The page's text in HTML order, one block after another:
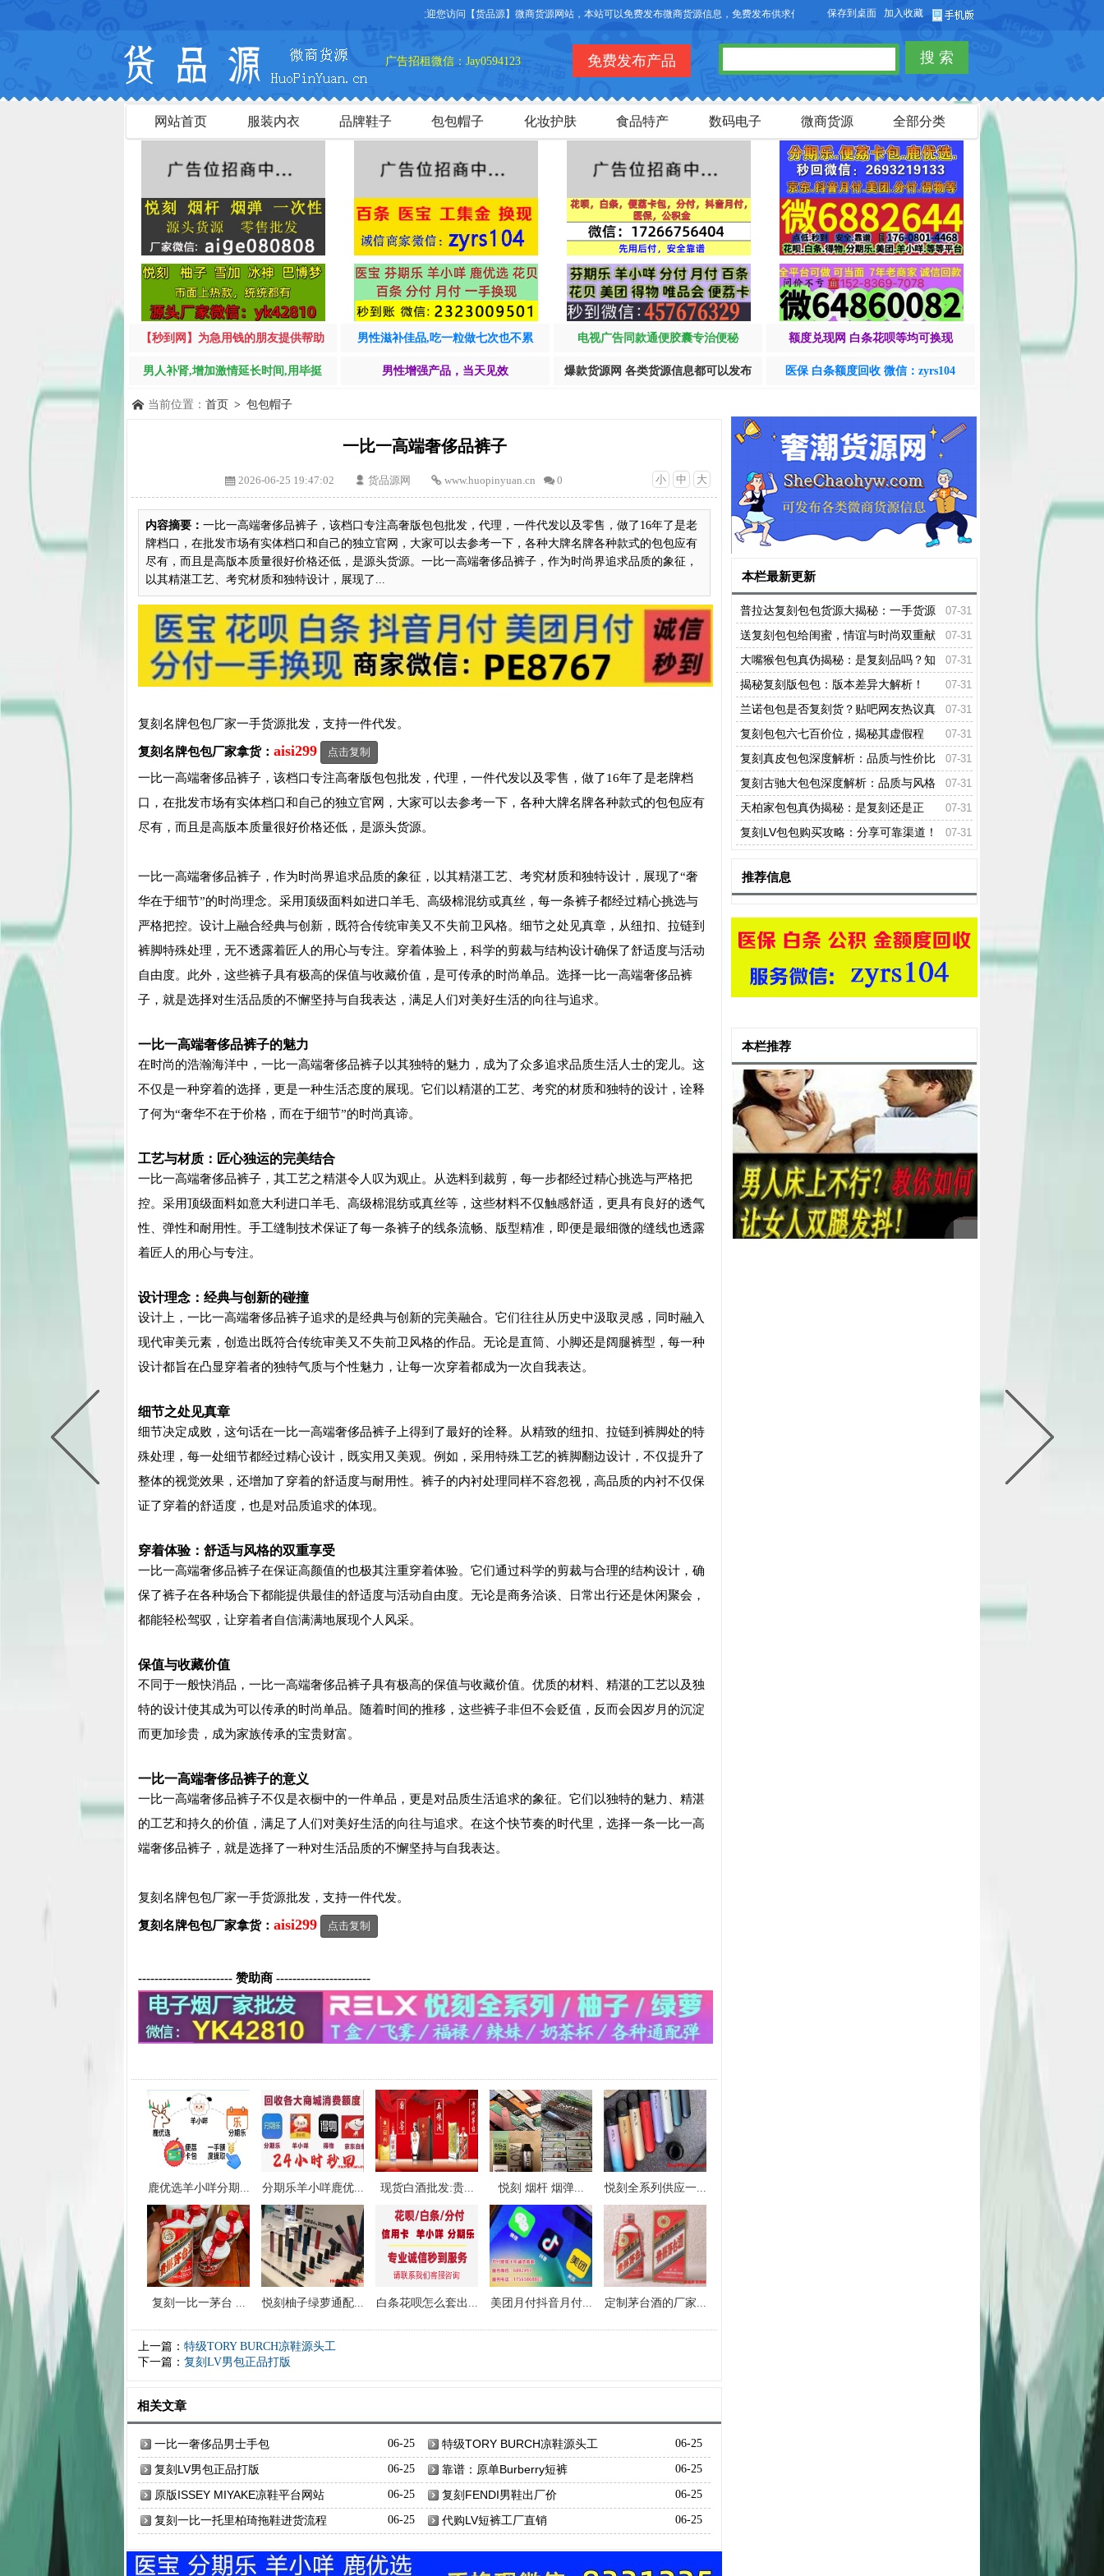
欢迎您访问【货品源】微商货源网站，本站可以免费发布微商货源信息，免费发布供求信息，也可以免费发布淘宝客商品信息。
保存到桌面 加入收藏
广告招租微信：Jay0594123 搜 索
免费发布产品
网站首页 服装内衣 品牌鞋子 包包帽子 化妆护肤 食品特产 数码电子 微商货源 全部分类
【秒到网】为急用钱的朋友提供帮助 男性滋补佳品,吃一粒做七次也不累 电视广告同款通便胶囊专治便秘 额度兑现网 白条花呗等均可换现
男人补肾,增加激情延长时间,用毕挺 男性增强产品，当天见效 爆款货源网 各类货源信息都可以发布 医保 白条额度回收 微信：zyrs104
当前位置： 首页 > 包包帽子
一比一高端奢侈品裤子
小 中 大
2026-06-25 19:47:02 货品源网 www.huopinyuan.cn 0
内容摘要： 一比一高端奢侈品裤子，该档口专注高奢版包包批发，代理，一件代发以及零售，做了16年了是老
牌档口，在批发市场有实体档口和自己的独立官网，大家可以去参考一下，各种大牌名牌各种款式的包包应有
尽有，而且是高版本质量很好价格还低，是源头货源。一比一高端奢侈品裤子，作为时尚界追求品质的象征，
以其精湛工艺、考究材质和独特设计，展现了...
复刻名牌包包厂家一手货源批发，支持一件代发。
复刻名牌包包厂家拿货： aisi299 点击复制
一比一高端奢侈品裤子，该档口专注高奢版包包批发，代理，一件代发以及零售，做了16年了是老牌档
口，在批发市场有实体档口和自己的独立官网，大家可以去参考一下，各种大牌名牌各种款式的包包应有
尽有，而且是高版本质量很好价格还低，是源头货源。
一比一高端奢侈品裤子，作为时尚界追求品质的象征，以其精湛工艺、考究材质和独特设计，展现了“奢
华在于细节”的时尚理念。采用顶级面料如进口羊毛、高级棉混纺或真丝，每一条裤子都经过精心挑选与
严格把控。设计上融合经典与创新，既符合传统审美又不失前卫风格。细节之处见真章，从纽扣、拉链到
裤脚特殊处理，无不透露着匠人的用心与专注。穿着体验上，科学的剪裁与结构设计确保了舒适度与活动
自由度。此外，这些裤子具有极高的保值与收藏价值，是可传承的时尚单品。选择一比一高端奢侈品裤
子，就是选择对生活品质的不懈坚持与自我表达，满足人们对美好生活的向往与追求。
一比一高端奢侈品裤子的魅力
在时尚的浩瀚海洋中，一比一高端奢侈品裤子以其独特的魅力，成为了众多追求品质生活人士的宠儿。这
不仅是一种穿着的选择，更是一种生活态度的展现。它们以精湛的工艺、考究的材质和独特的设计，诠释
了何为“奢华不在于价格，而在于细节”的时尚真谛。
工艺与材质：匠心独运的完美结合
一比一高端奢侈品裤子，其工艺之精湛令人叹为观止。从选料到裁剪，每一步都经过精心挑选与严格把
控。采用顶级面料如意大利进口羊毛、高级棉混纺或真丝等，这些材料不仅触感舒适，更具有良好的透气
性、弹性和耐用性。手工缝制技术保证了每一条裤子的线条流畅、版型精准，即便是最细微的缝线也透露
着匠人的用心与专注。
设计理念：经典与创新的碰撞
设计上，一比一高端奢侈品裤子追求的是经典与创新的完美融合。它们往往从历史中汲取灵感，同时融入
现代审美元素，创造出既符合传统审美又不失前卫风格的作品。无论是直筒、小脚还是阔腿裤型，每一种
设计都旨在凸显穿着者的独特气质与个性魅力，让每一次穿着都成为一次自我表达。
细节之处见真章
细节决定成败，这句话在一比一高端奢侈品裤子上得到了最好的诠释。从精致的纽扣、拉链到裤脚处的特
殊处理，每一处细节都经过精心设计，既实用又美观。例如，采用特殊工艺的裤脚翻边设计，不仅提升了
整体的视觉效果，还增加了穿着的舒适度与耐用性。裤子的内衬处理同样不容忽视，高品质的内衬不仅保
证了穿着的舒适度，也是对品质追求的体现。
穿着体验：舒适与风格的双重享受
一比一高端奢侈品裤子在保证高颜值的也极其注重穿着体验。它们通过科学的剪裁与合理的结构设计，确
保了裤子在各种场合下都能提供最佳的舒适度与活动自由度。无论是商务洽谈、日常出行还是休闲聚会，
都能轻松驾驭，让穿着者自信满满地展现个人风采。
保值与收藏价值
不同于一般快消品，一比一高端奢侈品裤子具有极高的保值与收藏价值。优质的材料、精湛的工艺以及独
特的设计使其成为可以传承的时尚单品。随着时间的推移，这些裤子非但不会贬值，反而会因岁月的沉淀
而更加珍贵，成为家族传承的宝贵财富。
一比一高端奢侈品裤子的意义
一比一高端奢侈品裤子不仅是衣橱中的一件单品，更是对品质生活追求的象征。它们以独特的魅力、精湛
的工艺和持久的价值，满足了人们对美好生活的向往与追求。在这个快节奏的时代里，选择一条一比一高
端奢侈品裤子，就是选择了一种对生活品质的不懈坚持与自我表达。
复刻名牌包包厂家一手货源批发，支持一件代发。
复刻名牌包包厂家拿货： aisi299 点击复制
----------------------- 赞助商 -----------------------
鹿优选羊小咩分期... 分期乐羊小咩鹿优... 现货白酒批发:贵... 悦刻 烟杆 烟弹... 悦刻全系列供应一...
复刻一比一茅台 ... 悦刻柚子绿萝通配... 白条花呗怎么套出... 美团月付抖音月付... 定制茅台酒的厂家...
上一篇： 特级TORY BURCH凉鞋源头工
下一篇： 复刻LV男包正品打版
相关文章
06-25
一比一奢侈品男士手包 06-25
特级TORY BURCH凉鞋源头工
06-25
复刻LV男包正品打版 06-25
靠谱：原单Burberry短裤
06-25
原版ISSEY MIYAKE凉鞋平台网站 06-25
复刻FENDI男鞋出厂价
06-25
复刻一比一托里柏琦拖鞋进货流程 06-25
代购LV短裤工厂直销
本栏最新更新
07-31
普拉达复刻包包货源大揭秘：一手货源
渠道火热出炉！ 07-31
送复刻包包给闺蜜，情谊与时尚双重献
礼！ 07-31
大嘴猴包包真伪揭秘：是复刻品吗？知
乎热议解读！ 07-31
揭秘复刻版包包：版本差异大解析！
07-31
兰诺包包是否复刻货？贴吧网友热议真
相揭晓！ 07-31
复刻包包六七百价位，揭秘其虚假程
度！ 07-31
复刻真皮包包深度解析：品质与性价比
的双重考量！ 07-31
复刻古驰大包包深度解析：品质与风格
如何？ 07-31
天柏家包包真伪揭秘：是复刻还是正
品？ 07-31
复刻LV包包购买攻略：分享可靠渠道！
推荐信息
本栏推荐